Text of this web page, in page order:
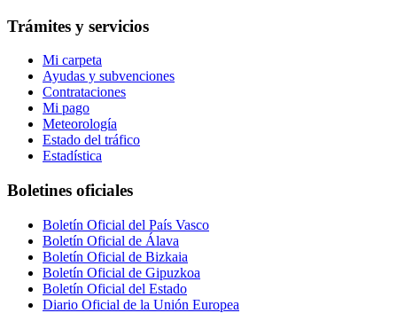
Trámites y servicios
Mi carpeta
Ayudas y subvenciones
Contrataciones
Mi pago
Meteorología
Estado del tráfico
Estadística
Boletines oficiales
Boletín Oficial del País Vasco
Boletín Oficial de Álava
Boletín Oficial de Bizkaia
Boletín Oficial de Gipuzkoa
Boletín Oficial del Estado
Diario Oficial de la Unión Europea